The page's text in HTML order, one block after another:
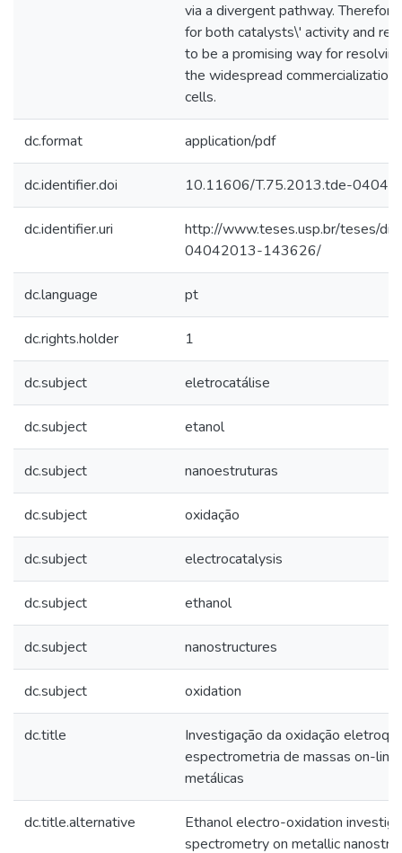
via a divergent pathway.
for both catalysts\' activity and
to be a promising way for
the widespread
cells.
dc.format application/pdf
dc.identifier.doi 10.11606/T.75.2013.tde-
dc.identifier.uri
http://www.teses.usp.br/teses/
04042013-143626/
dc.language pt
dc.rights.holder 1
dc.subject eletrocatálise
dc.subject etanol
dc.subject nanoestruturas
dc.subject oxidação
dc.subject electrocatalysis
dc.subject ethanol
dc.subject nanostructures
dc.subject oxidation
dc.title
Investigação da oxidação
espectrometria de massas on-
metálicas
dc.title.alternative
Ethanol electro-oxidation
spectrometry on metallic